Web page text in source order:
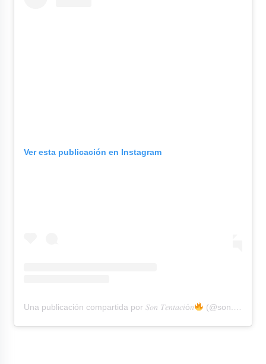
Ver esta publicación en Instagram
Una publicación compartida por 𝑆𝑜𝑛 𝑇𝑒𝑛𝑡𝑎𝑐𝑖ó𝑛 (@son.tentacion)